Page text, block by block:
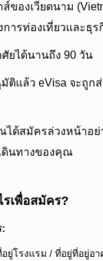
ของเวียดนาม
ารท่องเที่ยวและธุร
ยได้นานถึง 90 วัน
ติแล้ว eVisa จะถูก
ได้สมัครล่วงหน้าอย่
ดินทางของคุณ
เพื่อสมัคร?
:
ยู่โรงแรม / ที่อยู่ที่อยู่อ